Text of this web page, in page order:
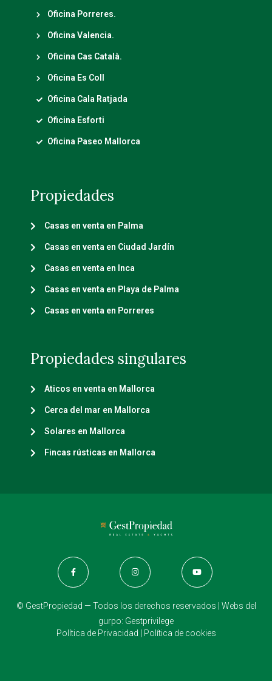
Oficina Porreres.
Oficina Valencia.
Oficina Cas Català.
Oficina Es Coll
Oficina Cala Ratjada
Oficina Esforti
Oficina Paseo Mallorca
Propiedades
Casas en venta en Palma
Casas en venta en Ciudad Jardín
Casas en venta en Inca
Casas en venta en Playa de Palma
Casas en venta en Porreres
Propiedades singulares
Aticos en venta en Mallorca
Cerca del mar en Mallorca
Solares en Mallorca
Fincas rústicas en Mallorca
© GestPropiedad — Todos los derechos reservados | Webs del
gurpo: Gestprivilege
Política de Privacidad
Política de cookies